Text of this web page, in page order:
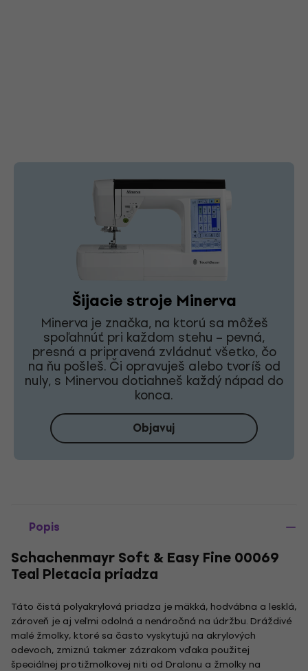
Šijacie stroje Minerva
Minerva je značka, na ktorú sa môžeš
spoľahnúť pri každom stehu – pevná,
presná a pripravená zvládnuť všetko, čo
na ňu pošleš. Či opravuješ alebo tvoríš od
nuly, s Minervou dotiahneš každý nápad do
konca.
Objavuj
Popis
Schachenmayr Soft & Easy Fine 00069
Teal Pletacia priadza
Táto čistá polyakrylová priadza je mäkká, hodvábna a lesklá,
zároveň je aj veľmi odolná a nenáročná na údržbu. Dráždivé
malé žmolky, ktoré sa často vyskytujú na akrylových
odevoch, zmiznú takmer zázrakom vďaka použitej
špeciálnej protižmolkovej niti od Dralonu a žmolky na